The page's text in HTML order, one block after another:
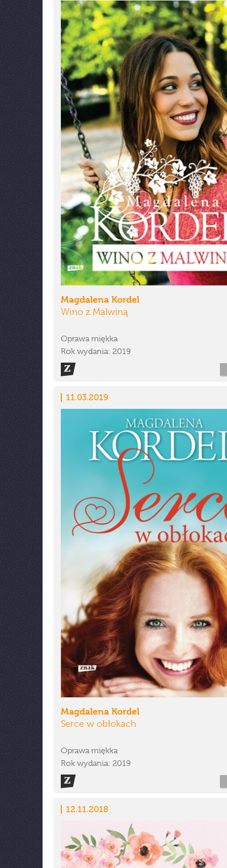
Magdalena Kordel
Wino z Malwiną
Oprawa miękka
Rok wydania: 2019
11.03.2019
Magdalena Kordel
Serce w obłokach
Oprawa miękka
Rok wydania: 2019
12.11.2018